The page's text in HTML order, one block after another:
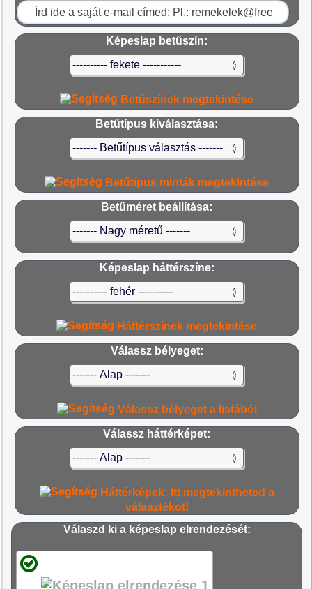
Képeslap betűszín:
Betűszínek megtekintése
Betűtípus kiválasztása:
Betűtípus minták megtekintése
Betűméret beállítása:
Képeslap háttérszíne:
Háttérszínek megtekintése
Válassz bélyeget:
Válassz bélyeget a listából
Válassz háttérképet:
Háttérképek: Itt megtekintheted a
választékot!
Válaszd ki a képeslap elrendezését: